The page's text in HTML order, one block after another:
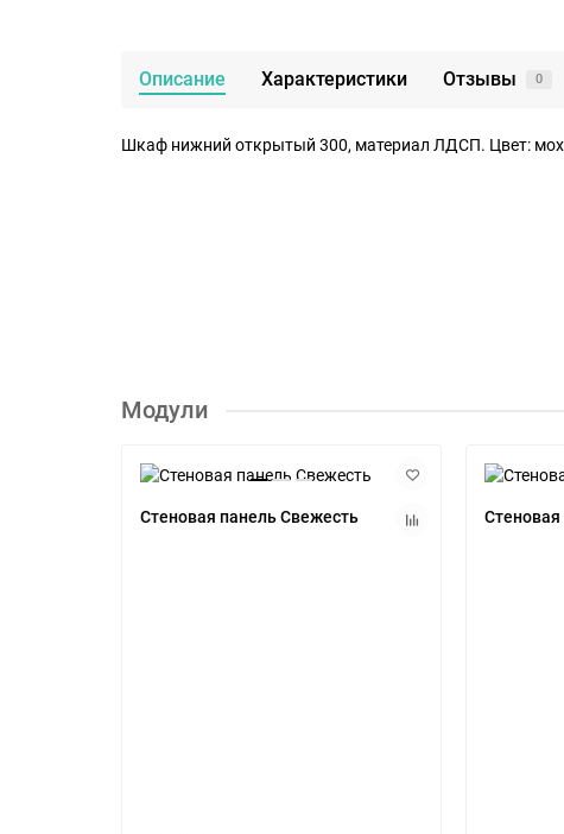
Описание Характеристики Отзывы 0
Шкаф нижний открытый 300, материал ЛДСП. Цвет:
Модули
Стеновая панель Свежесть